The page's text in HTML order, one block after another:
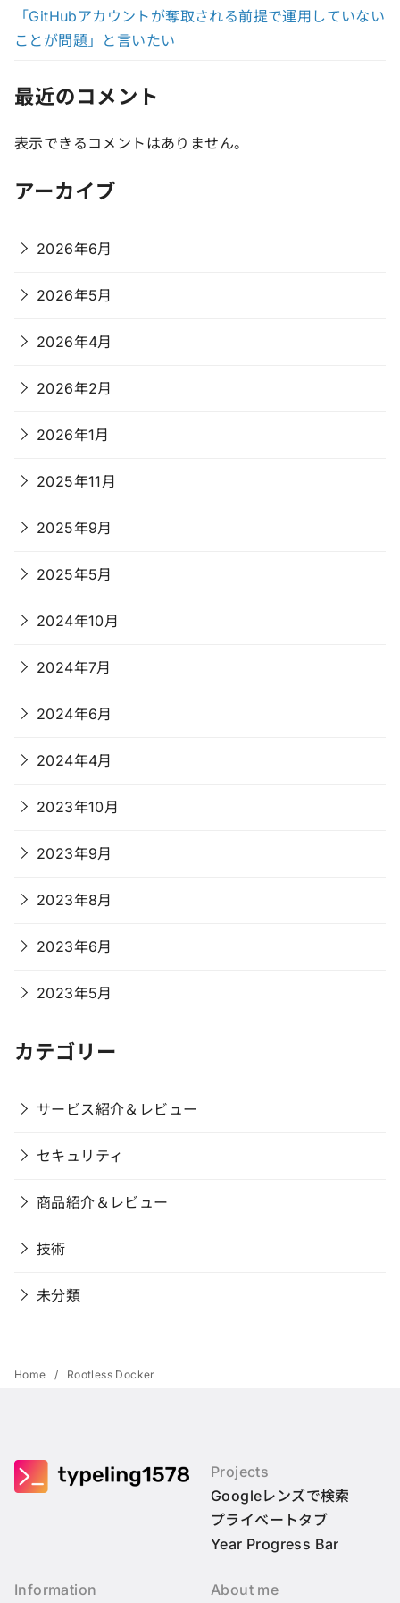
「GitHubアカウントが奪取される前提で運用していない
ことが問題」と言いたい
最近のコメント
表示できるコメントはありません。
アーカイブ
2026年6月
2026年5月
2026年4月
2026年2月
2026年1月
2025年11月
2025年9月
2025年5月
2024年10月
2024年7月
2024年6月
2024年4月
2023年10月
2023年9月
2023年8月
2023年6月
2023年5月
カテゴリー
サービス紹介＆レビュー
セキュリティ
商品紹介＆レビュー
技術
未分類
Home Rootless Docker
Projects
Googleレンズで検索
プライベートタブ
Year Progress Bar
Information About me